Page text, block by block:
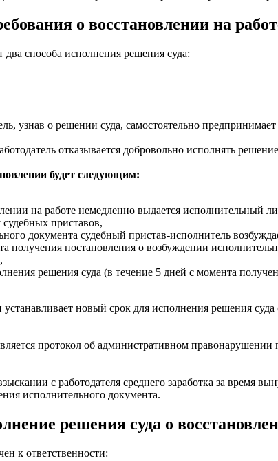
о восстановлении на
два способа исполнения решения суда:
узнав о решении суда, самостоятельно
отказывается добровольно исполнять
будет следующим:
на работе немедленно выдается исполнительный
приставов,
документа судебный пристав-исполнитель
постановления о возбуждении
решения суда (в течение 5 дней с момента
новый срок для исполнения решения
протокол об административном
с работодателя среднего заработка за время
исполнительного документа.
решения суда о
к ответственности: